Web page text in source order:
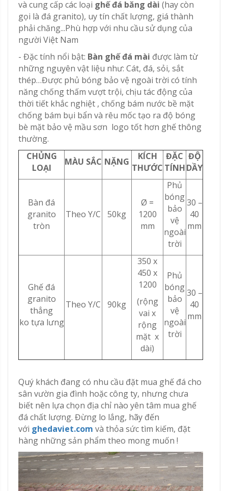
và cung cấp các loại ghế đá băng dài (hay còn
gọi là đá granito), uy tín chất lượng, giá thành
phải chăng...Phù hợp với nhu cầu sử dụng của
người Việt Nam
- Đặc tính nổi bật: Bàn ghế đá mài được làm từ
những nguyên vật liệu như: Cát, đá, sỏi, sắt
thép…Được phủ bóng bảo vệ ngoài trời có tính
năng chống thấm vượt trội, chịu tác động của
thời tiết khắc nghiệt , chống bám nước bề mặt
chống bám bụi bẩn và rêu mốc tạo ra độ bóng
bè mặt bảo vệ mầu sơn logo tốt hơn ghế thông
thường.
CHỦNG
LOẠI
MÀU SẮC NẶNG
KÍCH
THƯỚC
ĐẶC
TÍNH
ĐỘ
DẦY
Bàn đá
granito
tròn
Theo Y/C 50kg
Ø =
1200
mm
Phủ
bóng
bảo
vệ
ngoài
trời
30 –
40
mm
Ghế đá
granito
thẳng
ko tựa lưng
Theo Y/C 90kg
350 x
450 x
1200
(rộng
vai x
rộng
mặt x
dài)
Phủ
bóng
bảo
vệ
ngoài
trời
30 –
40
mm
Quý khách đang có nhu cầu đặt mua ghế đá cho
sân vườn gia đình hoặc công ty, nhưng chưa
biết nên lựa chọn địa chỉ nào yên tâm mua ghế
đá chất lượng. Đừng lo lắng, hãy đến
với ghedaviet.com và thỏa sức tìm kiếm, đặt
hàng những sản phẩm theo mong muốn !